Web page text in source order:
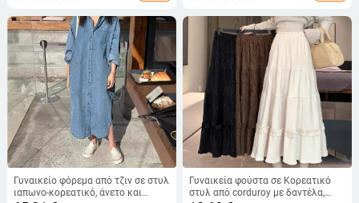
Γυναικείο φόρεμα από τζιν σε στυλ
ιαπωνο-κορεατικό, άνετο και
Γυναικεία φούστα σε Κορεατικό
στυλ από corduroy με δαντέλα,